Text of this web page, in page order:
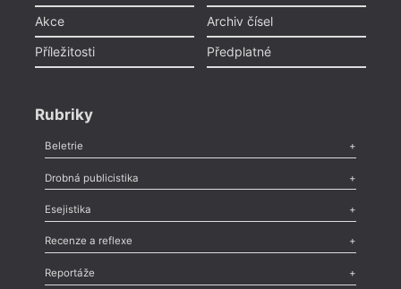
Akce
Příležitosti
Archiv čísel
Předplatné
Rubriky
Beletrie
Poezie,Próza,Dokumenty
Drobná publicistika
Odlesk
Nekrolog,Glosa,Sloupek,Pozvánka,Literární soutěž,
Esejistika
Esej ,Pádlo,Úvaha
Recenze a reflexe
Recenze
Méně slov o próze,Celá rubrika
Reportáže